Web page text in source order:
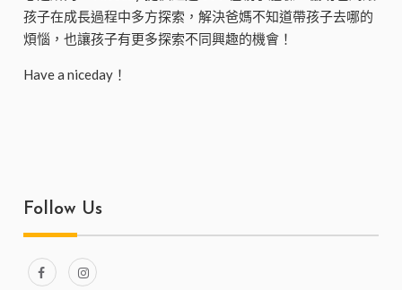
孩子在成長過程中多方探索，解決爸媽不知道帶孩子去哪的
煩惱，也讓孩子有更多探索不同興趣的機會！
Have a niceday！
Follow Us